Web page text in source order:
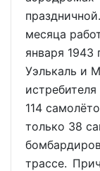
месяца
января
Уэлькаль и
114
только 38
трассе.